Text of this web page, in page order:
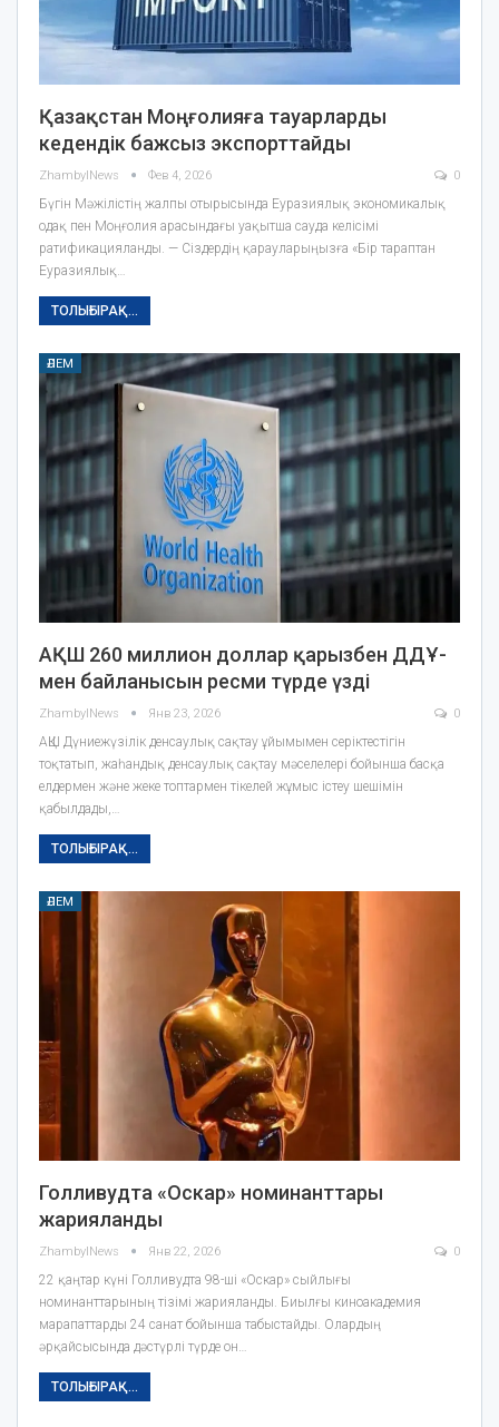
Қазақстан Моңғолияға тауарларды
кедендік бажсыз экспорттайды
ZhambylNews Фев 4, 2026 0
Бүгін Мәжілістің жалпы отырысында Еуразиялық экономикалық
одақ пен Моңғолия арасындағы уақытша сауда келісімі
ратификацияланды. — Сіздердің қарауларыңызға «Бір тараптан
Еуразиялық…
ТОЛЫҒЫРАҚ...
ӘЛЕМ
АҚШ 260 миллион доллар қарызбен ДДҰ-
мен байланысын ресми түрде үзді
ZhambylNews Янв 23, 2026 0
АҚШ Дүниежүзілік денсаулық сақтау ұйымымен серіктестігін
тоқтатып, жаһандық денсаулық сақтау мәселелері бойынша басқа
елдермен және жеке топтармен тікелей жұмыс істеу шешімін
қабылдады,…
ТОЛЫҒЫРАҚ...
ӘЛЕМ
Голливудта «Оскар» номинанттары
жарияланды
ZhambylNews Янв 22, 2026 0
22 қаңтар күні Голливудта 98-ші «Оскар» сыйлығы
номинанттарының тізімі жарияланды. Биылғы киноакадемия
марапаттарды 24 санат бойынша табыстайды. Олардың
әрқайсысында дәстүрлі түрде он…
ТОЛЫҒЫРАҚ...